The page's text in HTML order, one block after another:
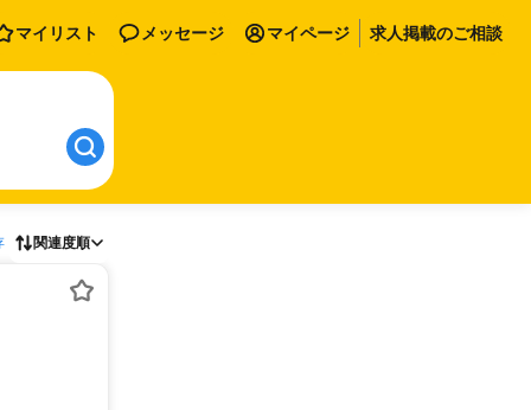
マイリスト メッセージ マイページ 求人掲載のご相談
関連度順